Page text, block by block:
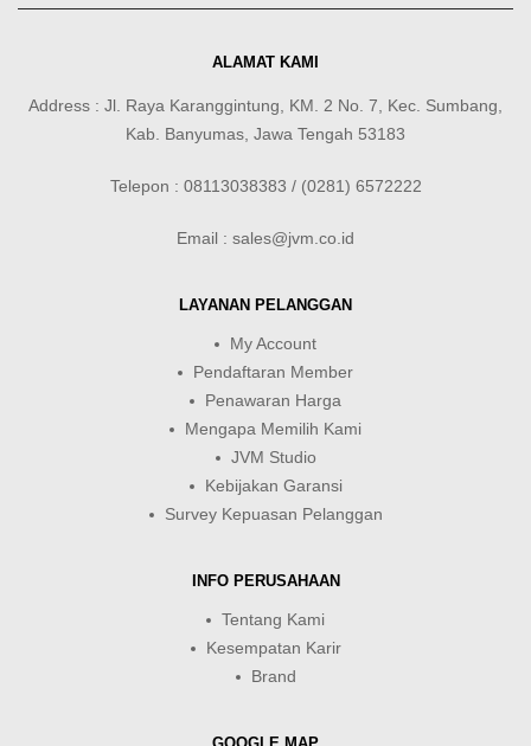
ALAMAT KAMI
Address : Jl. Raya Karanggintung, KM. 2 No. 7, Kec. Sumbang,
Kab. Banyumas, Jawa Tengah 53183
Telepon : 08113038383 / (0281) 6572222
Email : sales@jvm.co.id
LAYANAN PELANGGAN
My Account
Pendaftaran Member
Penawaran Harga
Mengapa Memilih Kami
JVM Studio
Kebijakan Garansi
Survey Kepuasan Pelanggan
INFO PERUSAHAAN
Tentang Kami
Kesempatan Karir
Brand